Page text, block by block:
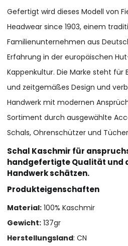
Gefertigt wird dieses Modell von
Headwear since 1903, einem
Familienunternehmen aus
Erfahrung in der europäischen
Kappenkultur. Die Marke steht für
und zeitgemäßes Design und
Handwerk mit modernen
Sortiment durch ausgewählte
Schals, Ohrenschützer und
Schal Kaschmir für
handgefertigte Qualität und
Handwerk schätzen.
Produkteigenschaften
Material: 100% Kaschmir
Gewicht: 137gr
Herstellungsland: CN